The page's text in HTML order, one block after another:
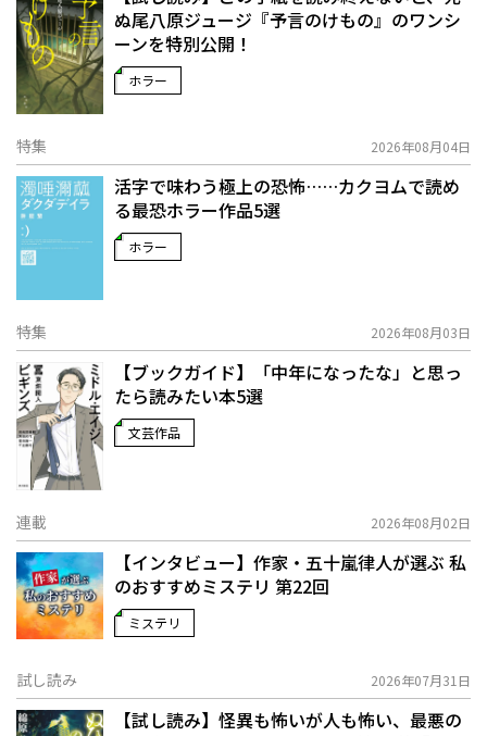
ぬ――尾八原ジュージ『予言のけもの』のワンシ
ーンを特別公開！
ホラー
特集 2026年08月04日
活字で味わう極上の恐怖……カクヨムで読め
る最恐ホラー作品5選
ホラー
特集 2026年08月03日
【ブックガイド】「中年になったな」と思っ
たら読みたい本5選
文芸作品
連載 2026年08月02日
【インタビュー】作家・五十嵐律人が選ぶ 私
のおすすめミステリ 第22回
ミステリ
試し読み 2026年07月31日
【試し読み】怪異も怖いが人も怖い、最悪の